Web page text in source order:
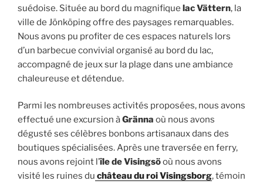
suédoise. Située au bord du magnifique lac Vättern, la
ville de Jönköping offre des paysages remarquables.
Nous avons pu profiter de ces espaces naturels lors
d’un barbecue convivial organisé au bord du lac,
accompagné de jeux sur la plage dans une ambiance
chaleureuse et détendue.
Parmi les nombreuses activités proposées, nous avons
effectué une excursion àGränna où nous avons
dégusté ses célèbres bonbons artisanaux dans des
boutiques spécialisées. Après une traversée en ferry,
nous avons rejoint l’îlede Visingsöoù nous avons
visité les ruines du château du roi Visingsborg, témoin